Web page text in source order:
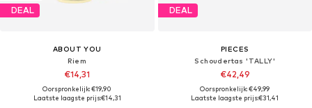
DEAL
ABOUT YOU
Riem
€14,31
Oorspronkelijk: €19,90
Laatste laagste prijs:€14,31
DEAL
PIECES
Schoudertas 'TALLY'
€42,49
Oorspronkelijk: €49,99
Laatste laagste prijs:€31,41